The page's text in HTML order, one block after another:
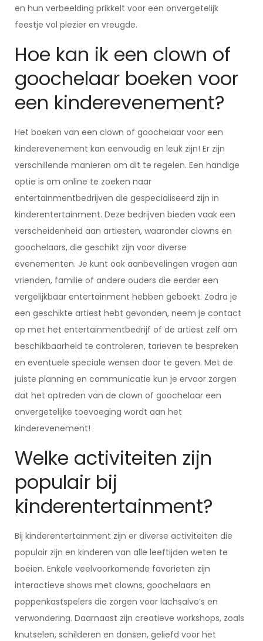
en hun verbeelding prikkelt voor een onvergetelijk
feestje vol plezier en vreugde.
Hoe kan ik een clown of
goochelaar boeken voor
een kinderevenement?
Het boeken van een clown of goochelaar voor een
kinderevenement kan eenvoudig en leuk zijn! Er zijn
verschillende manieren om dit te regelen. Een handige
optie is om online te zoeken naar
entertainmentbedrijven die gespecialiseerd zijn in
kinderentertainment. Deze bedrijven bieden vaak een
verscheidenheid aan artiesten, waaronder clowns en
goochelaars, die geschikt zijn voor diverse
evenementen. Je kunt ook aanbevelingen vragen aan
vrienden, familie of andere ouders die eerder een
vergelijkbaar entertainment hebben geboekt. Zodra je
een geschikte artiest hebt gevonden, neem je contact
op met het entertainmentbedrijf of de artiest zelf om
beschikbaarheid te controleren, tarieven te bespreken
en eventuele speciale wensen door te geven. Met de
juiste planning en communicatie kun je ervoor zorgen
dat het optreden van de clown of goochelaar een
onvergetelijke toevoeging wordt aan het
kinderevenement!
Welke activiteiten zijn
populair bij
kinderentertainment?
Bij kinderentertainment zijn er diverse activiteiten die
populair zijn en kinderen van alle leeftijden weten te
boeien. Enkele veelvoorkomende favorieten zijn
interactieve shows met clowns, goochelaars en
poppenkastspelers die zorgen voor lachsalvo’s en
verwondering. Daarnaast zijn creatieve workshops, zoals
knutselen, schilderen en dansen, geliefd voor het